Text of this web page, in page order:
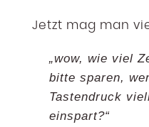
Jetzt mag man
„wow, wie viel
bitte sparen,
Tastendruck
einspart?“